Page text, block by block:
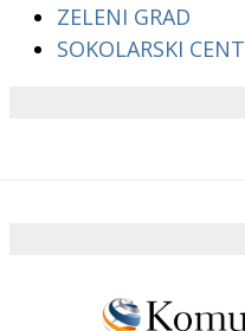
ZELENI GRAD
SOKOLARSKI